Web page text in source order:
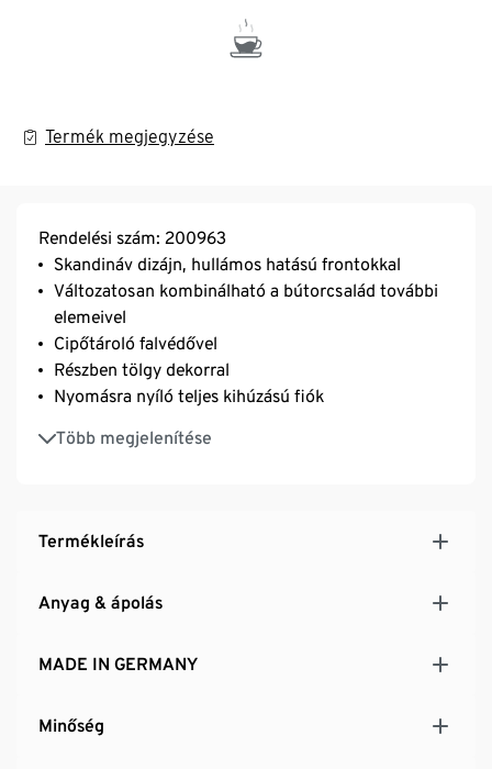
Termék megjegyzése
Rendelési szám: 200963
Skandináv dizájn, hullámos hatású frontokkal
Változatosan kombinálható a bútorcsalád további
elemeivel
Cipőtároló falvédővel
Részben tölgy dekorral
Nyomásra nyíló teljes kihúzású fiók
Több megjelenítése
Fali rögzítéssel és padlóvédő betétekkel
MADE IN GERMANY
Termékleírás
Anyag & ápolás
MADE IN GERMANY
Minőség